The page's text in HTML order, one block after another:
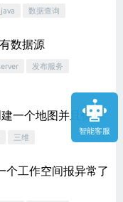
智能客服
java 数据查询
数据源
发布服务
一个地图并且保存
三维
个工作空间报异常了